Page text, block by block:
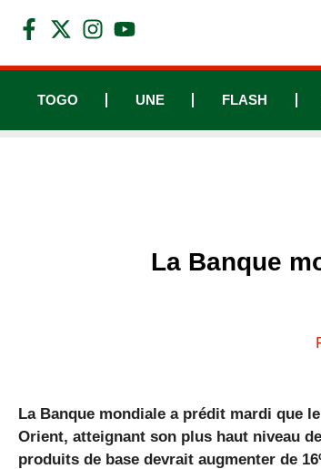
TOGO UNE FLASH
La Banque
La Banque mondiale a prédit mardi que
Orient, atteignant son plus haut niveau
produits de base devrait augmenter de